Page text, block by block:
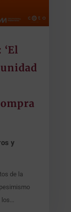
y
de la